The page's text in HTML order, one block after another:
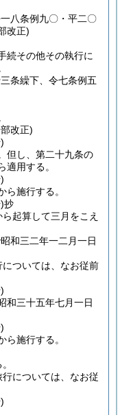
八条例九〇・平二〇
改正)
続その他その執行に
条繰下、令七条例五
改正)
但し、第二十九条の
用する。
ら施行する。
抄
起算して三月をこえ
和三二年一二月一日
ついては、なお従前
和三十五年七月一日
ら施行する。
については、なお従